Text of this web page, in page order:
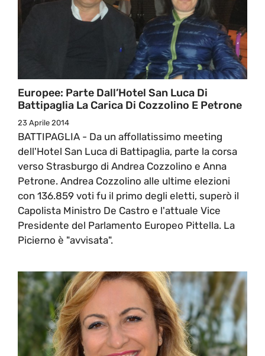
Europee: Parte Dall’Hotel San Luca Di
Battipaglia La Carica Di Cozzolino E Petrone
23 Aprile 2014
BATTIPAGLIA - Da un affollatissimo meeting
dell'Hotel San Luca di Battipaglia, parte la corsa
verso Strasburgo di Andrea Cozzolino e Anna
Petrone. Andrea Cozzolino alle ultime elezioni
con 136.859 voti fu il primo degli eletti, superò il
Capolista Ministro De Castro e l'attuale Vice
Presidente del Parlamento Europeo Pittella. La
Picierno è "avvisata".